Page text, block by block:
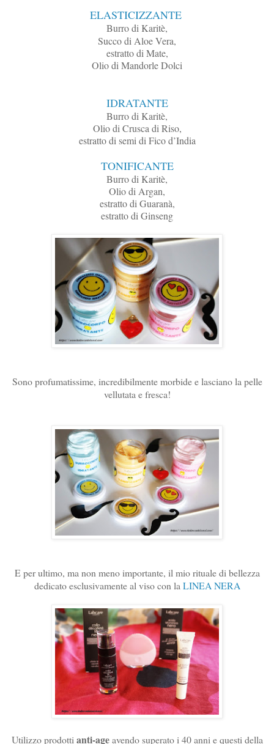
ELASTICIZZANTE
Burro di Karitè,
Succo di Aloe Vera,
estratto di Mate,
Olio di Mandorle Dolci
IDRATANTE
Burro di Karitè,
Olio di Crusca di Riso,
estratto di semi di Fico d’India
TONIFICANTE
Burro di Karitè,
Olio di Argan,
estratto di Guaranà,
estratto di Ginseng
Sono profumatissime, incredibilmente morbide e lasciano la pelle
vellutata e fresca!
E per ultimo, ma non meno importante, il mio rituale di bellezza
dedicato esclusivamente al viso con la LINEA NERA
Utilizzo prodotti anti-ageavendo superato i 40 anni e questi della